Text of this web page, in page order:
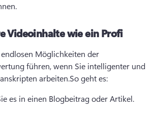
Videoinhalte wie ein Profi
Möglichkeiten der
führen, wenn Sie intelligenter und
arbeiten.So geht es:
es in einen Blogbeitrag oder Artikel.